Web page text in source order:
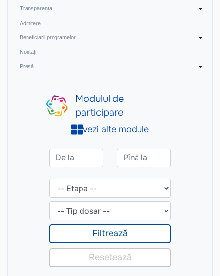
Transparența
Admitere
Beneficiarii programelor
Noutăți
Presă